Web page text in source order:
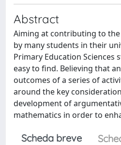
Abstract
Aiming at contributing to
by many students in their
Primary Education
easy to find. Believing that
outcomes of a series of
around the key
development of
mathematics in order to
Scheda breve